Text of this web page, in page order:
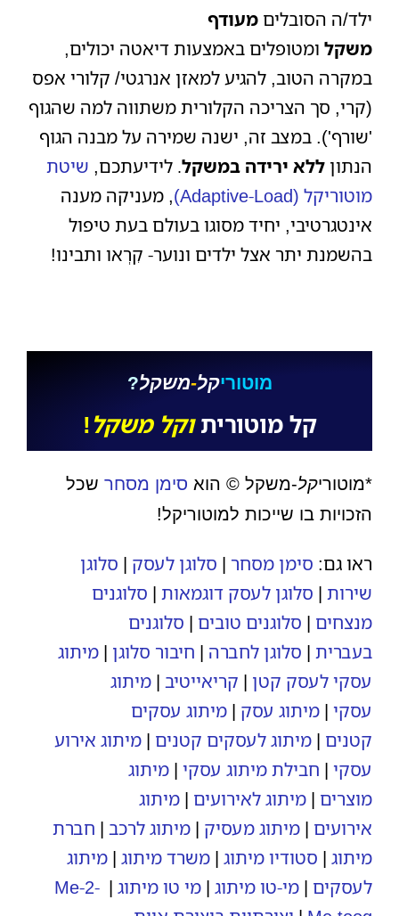
ילד/ה הסובלים מעודף
משקל ומטופלים באמצעות דיאטה יכולים,
במקרה הטוב, להגיע למאזן אנרגטי/ קלורי אפס
(קרי, סך הצריכה הקלורית משתווה למה שהגוף
'שורף'). במצב זה, ישנה שמירה על מבנה הגוף
הנתון ללא ירידה במשקל. לידיעתכם, שיטת
מוטוריקל (Adaptive-Load)
, מעניקה מענה
אינטגרטיבי, יחיד מסוגו בעולם בעת טיפול
בהשמנת יתר אצל ילדים ונוער- קִרְאו ותבינו!
מוטוריקל-משקל?
קל מוטורית וקל משקל!
*מוטוריקל-משקל © הוא סימן מסחר שכל
הזכויות בו שייכות למוטוריקל!
ראו גם: סימן מסחר | סלוגן לעסק | סלוגן
שירות | סלוגן לעסק דוגמאות | סלוגנים
מנצחים | סלוגנים טובים | סלוגנים
בעברית | סלוגן לחברה | חיבור סלוגן | מיתוג
עסקי לעסק קטן | קריאייטיב | מיתוג
עסקי | מיתוג עסק | מיתוג עסקים
קטנים | מיתוג לעסקים קטנים | מיתוג אירוע
עסקי | חבילת מיתוג עסקי | מיתוג
מוצרים | מיתוג לאירועים | מיתוג
אירועים | מיתוג מעסיק | מיתוג לרכב | חברת
מיתוג | סטודיו מיתוג | משרד מיתוג | מיתוג
לעסקים | מי-טו מיתוג | מי טו מיתוג |
Me-2-